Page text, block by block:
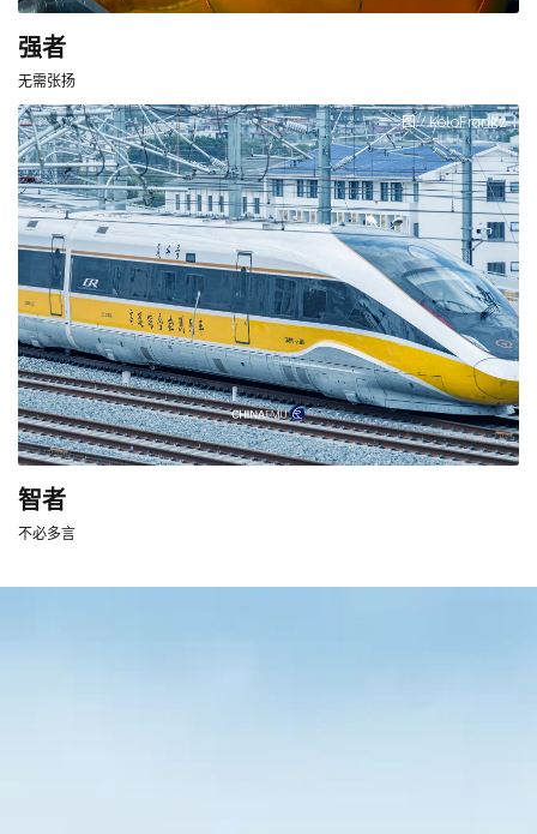
强者
无需张扬
图 / KoloFrankz
智者
不必多言